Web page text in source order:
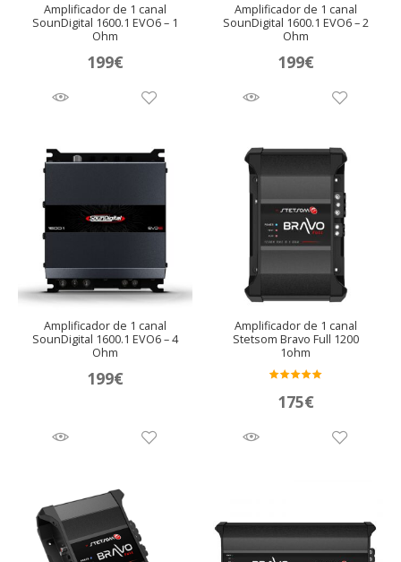
Amplificador de 1 canal
SounDigital 1600.1 EVO6 – 1
Ohm
199€
Amplificador de 1 canal
SounDigital 1600.1 EVO6 – 2
Ohm
199€
Amplificador de 1 canal
SounDigital 1600.1 EVO6 – 4
Ohm
199€
Amplificador de 1 canal
Stetsom Bravo Full 1200
1ohm
do en
175€